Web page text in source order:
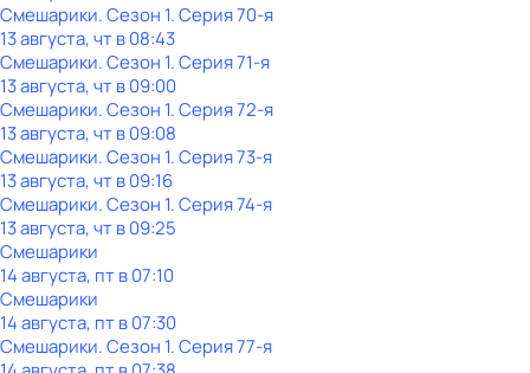
Смешарики. Сезон 1. Серия 70-я
13 августа, чт в 08:43
Смешарики. Сезон 1. Серия 71-я
13 августа, чт в 09:00
Смешарики. Сезон 1. Серия 72-я
13 августа, чт в 09:08
Смешарики. Сезон 1. Серия 73-я
13 августа, чт в 09:16
Смешарики. Сезон 1. Серия 74-я
13 августа, чт в 09:25
Смешарики
14 августа, пт в 07:10
Смешарики
14 августа, пт в 07:30
Смешарики. Сезон 1. Серия 77-я